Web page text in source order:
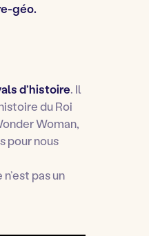
géo.
d’histoire. Il
du Roi
Woman,
pour nous
pas un